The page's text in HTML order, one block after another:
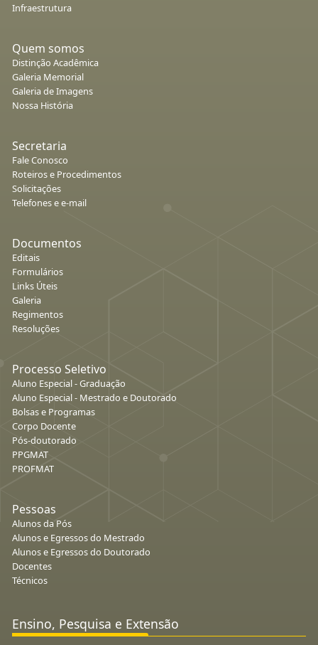
Infraestrutura
Quem somos
Distinção Acadêmica
Galeria Memorial
Galeria de Imagens
Nossa História
Secretaria
Fale Conosco
Roteiros e Procedimentos
Solicitações
Telefones e e-mail
Documentos
Editais
Formulários
Links Úteis
Galeria
Regimentos
Resoluções
Processo Seletivo
Aluno Especial - Graduação
Aluno Especial - Mestrado e Doutorado
Bolsas e Programas
Corpo Docente
Pós-doutorado
PPGMAT
PROFMAT
Pessoas
Alunos da Pós
Alunos e Egressos do Mestrado
Alunos e Egressos do Doutorado
Docentes
Técnicos
Ensino, Pesquisa e Extensão